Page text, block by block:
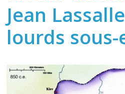
Jean
lourds